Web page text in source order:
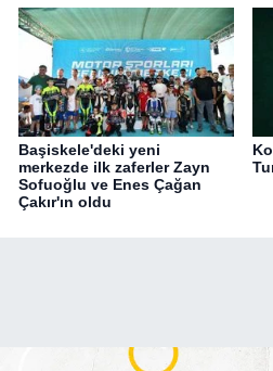
Başiskele'deki yeni
merkezde ilk zaferler Zayn
Sofuoğlu ve Enes Çağan
Çakır'ın oldu